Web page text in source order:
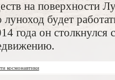
на поверхности
будет
года он столкнулся
космонавтики